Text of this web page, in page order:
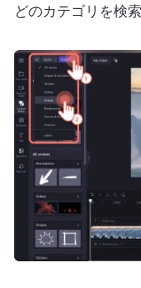
どのカテゴリを検